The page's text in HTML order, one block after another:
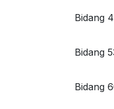
Bidang
Bidang
Bidang